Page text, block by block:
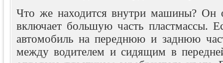
Что же находится внутри машины? Он
включает большую часть пластмассы.
автомобиль на переднюю и заднюю
между водителем и сидящим в